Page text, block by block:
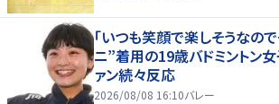
「いつも笑顔で楽しそうなの
ニ”着用の19歳バドミントン女
ァン続々反応
2026/08/08 16:10バレー